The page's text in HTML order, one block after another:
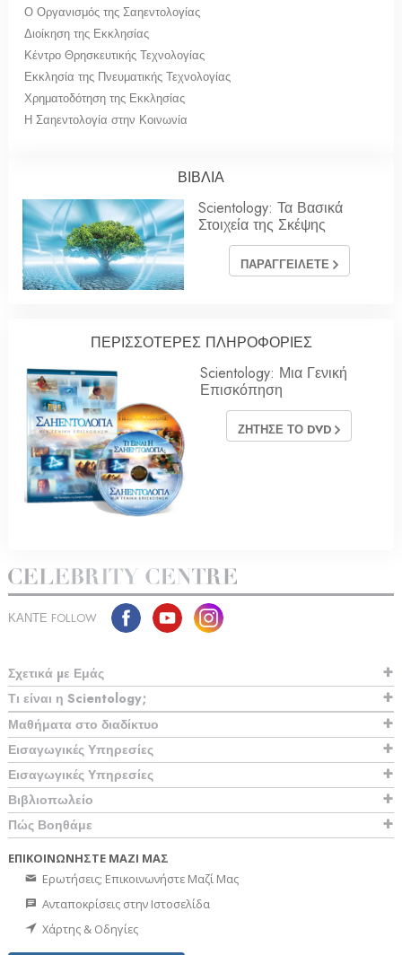
Ο Οργανισμός της Σαηεντολογίας
Διοίκηση της Εκκλησίας
Κέντρο Θρησκευτικής Τεχνολογίας
Εκκλησία της Πνευματικής Τεχνολογίας
Χρηματοδότηση της Εκκλησίας
Η Σαηεντολογία στην Κοινωνία
ΒΙΒΛΙΑ
Scientology: Τα Βασικά
Στοιχεία της Σκέψης
ΠΑΡΑΓΓΕΙΛΕΤΕ
ΠΕΡΙΣΣΟΤΕΡΕΣ ΠΛΗΡΟΦΟΡΙΕΣ
Scientology: Μια Γενική
Επισκόπηση
ΖΗΤΗΣΕ ΤΟ DVD
ΚΑΝΤΕ FOLLOW
Σχετικά µε Εμάς
Τι είναι η Scientology;
Μαθήματα στο διαδίκτυο
Εισαγωγικές Υπηρεσίες
Εισαγωγικές Υπηρεσίες
Βιβλιοπωλείο
Πώς Βοηθάμε
ΕΠΙΚΟΙΝΩΝΗΣΤΕ ΜΑΖΙ ΜΑΣ
Ερωτήσεις; Επικοινωνήστε Μαζί Μας
Ανταποκρίσεις στην Ιστοσελίδα
Χάρτης & Οδηγίες